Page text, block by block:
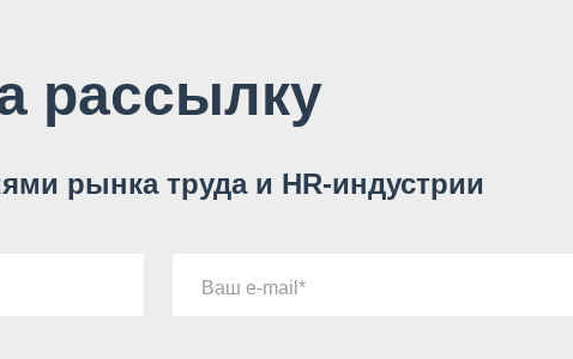
рассылку
рынка труда и HR-индустрии
Ваш e-mail